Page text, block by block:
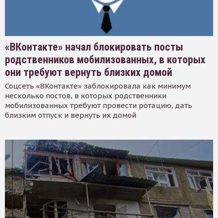
«ВКонтакте» начал блокировать посты
родственников мобилизованных, в которых
они требуют вернуть близких домой
Соцсеть «ВКонтакте» заблокировала как минимум
несколько постов, в которых родственники
мобилизованных требуют провести ротацию, дать
близким отпуск и вернуть их домой